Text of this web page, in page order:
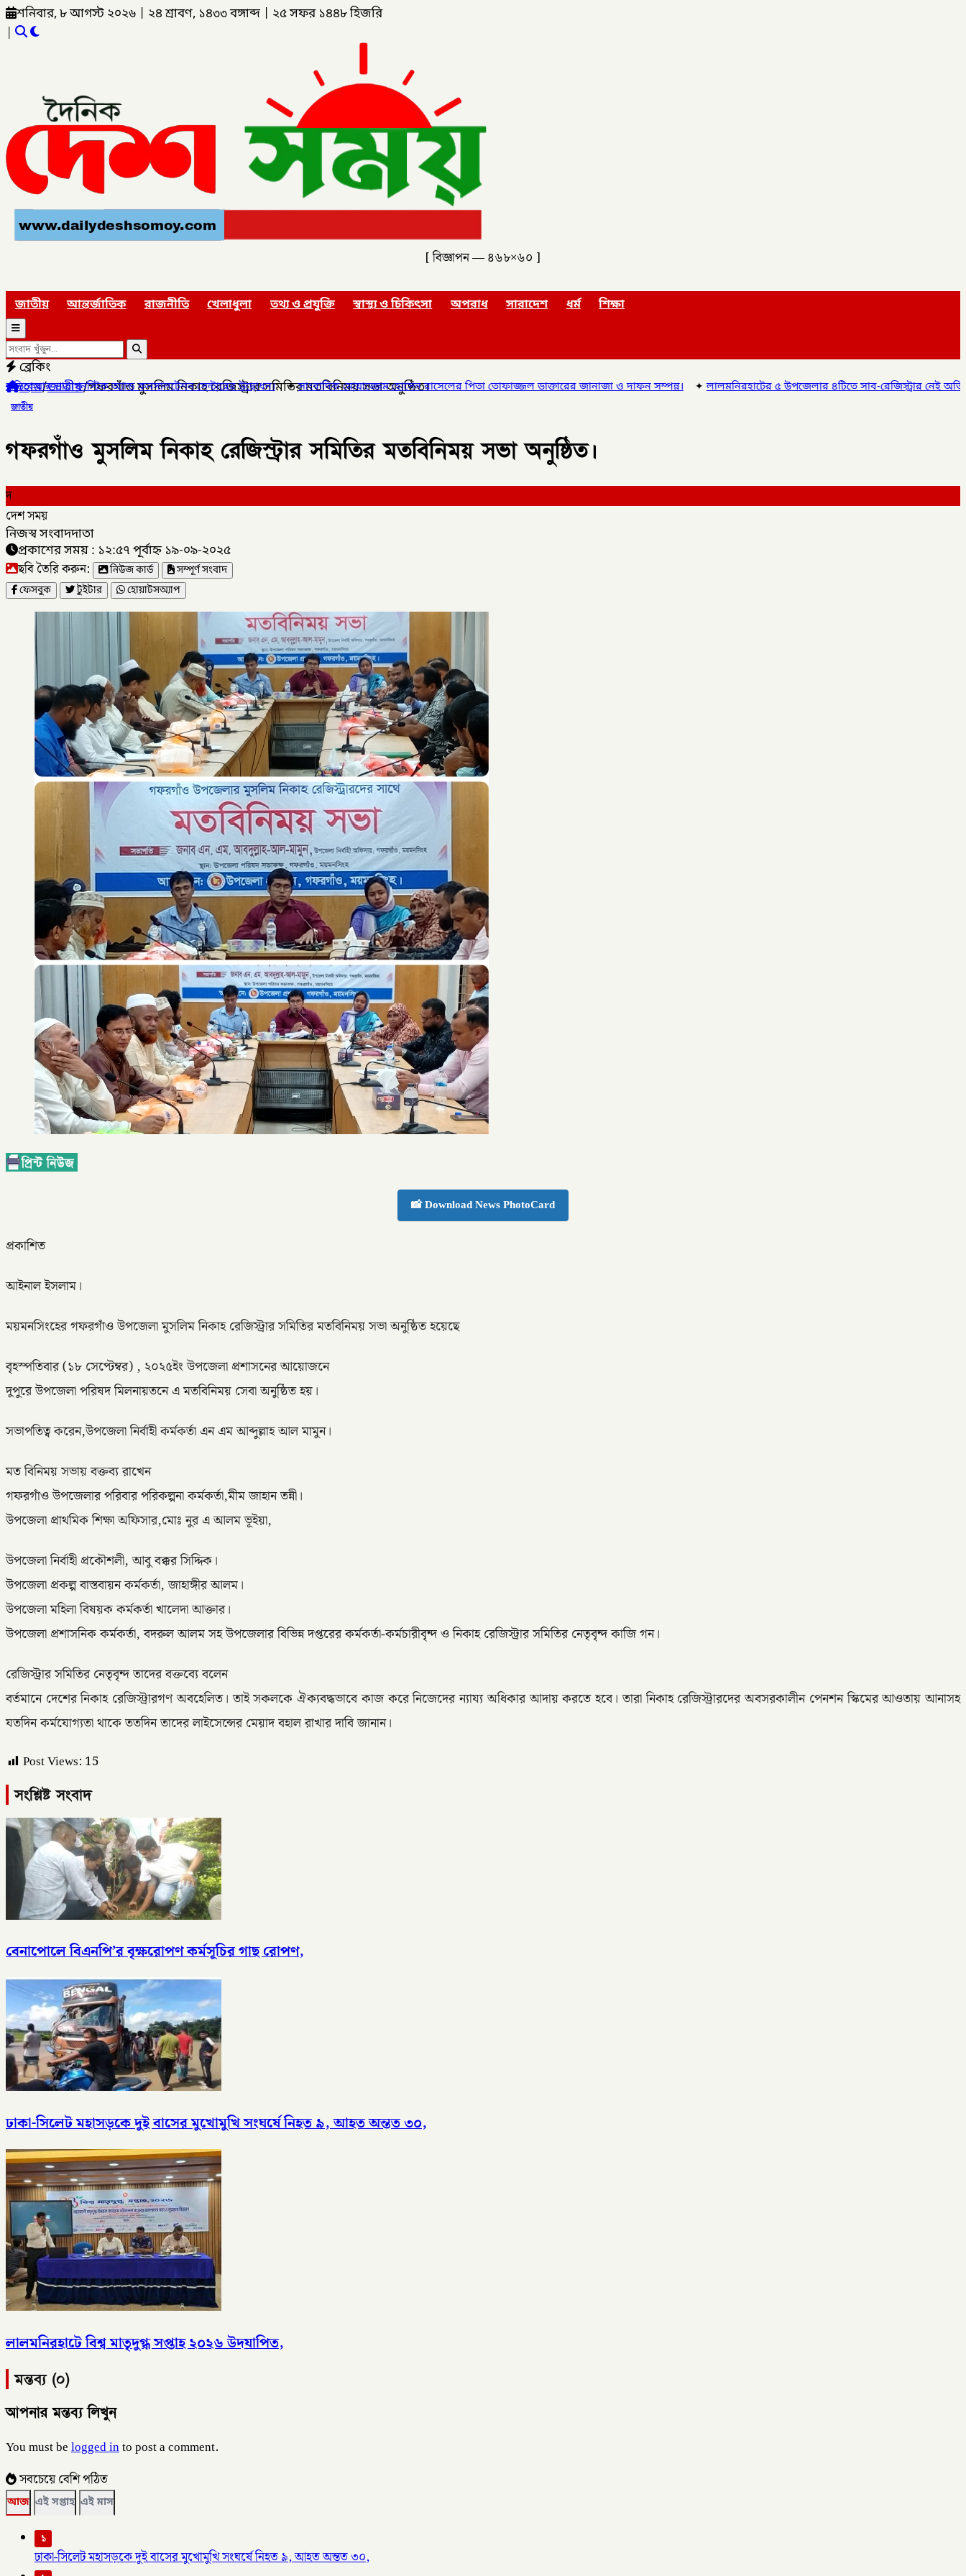
শনিবার, ৮ আগস্ট ২০২৬ ২৪ শ্রাবণ, ১৪৩৩ বঙ্গাব্দ ২৫ সফর ১৪৪৮ হিজরি
|
[ বিজ্ঞাপন — ৪৬৮×৬০ ]
জাতীয় আন্তর্জাতিক রাজনীতি খেলাধুলা তথ্য ও প্রযুক্তি স্বাস্থ্য ও চিকিৎসা অপরাধ সারাদেশ ধর্ম শিক্ষা
ব্রেকিং
কনসালটেশন সেন্টারের উদ্বোধন।✦সাংবাদিক মোয়াজ্জেম হোসেন রাসেলের পিতা তোফাজ্জল ডাক্তারের জানাজা ও দাফন সম্পন্ন।✦লালমনিরহাটের ৫ উপজেলার ৪টিতে সাব-রেজিস্ট্রার নেই অতিরিক্ত দায়িত্বে চলছে
হোম/জাতীয়/গফরগাঁও মুসলিম নিকাহ রেজিস্ট্রার সমিতির মতবিনিময় সভা অনুষ্ঠিত।
জাতীয়
গফরগাঁও মুসলিম নিকাহ রেজিস্ট্রার সমিতির মতবিনিময় সভা অনুষ্ঠিত।
দ
দেশ সময়
নিজস্ব সংবাদদাতা
প্রকাশের সময় : ১২:৫৭ পূর্বাহ্ন ১৯-০৯-২০২৫
ছবি তৈরি করুন: নিউজ কার্ড
সম্পূর্ণ সংবাদ
ফেসবুক
টুইটার হোয়াটসঅ্যাপ
📸 Download News PhotoCard
প্রকাশিত
আইনাল ইসলাম।
ময়মনসিংহের গফরগাঁও উপজেলা মুসলিম নিকাহ রেজিস্ট্রার সমিতির মতবিনিময় সভা অনুষ্ঠিত হয়েছে
বৃহস্পতিবার (১৮ সেপ্টেম্বর) , ২০২৫ইং উপজেলা প্রশাসনের আয়োজনে
দুপুরে উপজেলা পরিষদ মিলনায়তনে এ মতবিনিময় সেবা অনুষ্ঠিত হয়।
সভাপতিত্ব করেন,উপজেলা নির্বাহী কর্মকর্তা এন এম আব্দুল্লাহ আল মামুন।
মত বিনিময় সভায় বক্তব্য রাখেন
গফরগাঁও উপজেলার পরিবার পরিকল্পনা কর্মকর্তা,মীম জাহান তন্নী।
উপজেলা প্রাথমিক শিক্ষা অফিসার,মোঃ নুর এ আলম ভূইয়া,
উপজেলা নির্বাহী প্রকৌশলী, আবু বক্কর সিদ্দিক।
উপজেলা প্রকল্প বাস্তবায়ন কর্মকর্তা, জাহাঙ্গীর আলম।
উপজেলা মহিলা বিষয়ক কর্মকর্তা খালেদা আক্তার।
উপজেলা প্রশাসনিক কর্মকর্তা, বদরুল আলম সহ উপজেলার বিভিন্ন দপ্তরের কর্মকর্তা-কর্মচারীবৃন্দ ও নিকাহ রেজিস্ট্রার সমিতির নেতৃবৃন্দ কাজি গন।
রেজিস্ট্রার সমিতির নেতৃবৃন্দ তাদের বক্তব্যে বলেন
বর্তমানে দেশের নিকাহ রেজিস্ট্রারগণ অবহেলিত। তাই সকলকে ঐক্যবদ্ধভাবে কাজ করে নিজেদের ন্যায্য অধিকার আদায় করতে হবে। তারা নিকাহ রেজিস্ট্রারদের অবসরকালীন পেনশন স্কিমের আওতায় আনাসহ
যতদিন কর্মযোগ্যতা থাকে ততদিন তাদের লাইসেন্সের মেয়াদ বহাল রাখার দাবি জানান।
Post Views: 15
সংশ্লিষ্ট সংবাদ
বেনাপোলে বিএনপি’র বৃক্ষরোপণ কর্মসূচির গাছ রোপণ,
ঢাকা-সিলেট মহাসড়কে দুই বাসের মুখোমুখি সংঘর্ষে নিহত ৯, আহত অন্তত ৩০,
লালমনিরহাটে বিশ্ব মাতৃদুগ্ধ সপ্তাহ ২০২৬ উদযাপিত,
মন্তব্য (০)
আপনার মন্তব্য লিখুন
You must belogged into post a comment.
সবচেয়ে বেশি পঠিত
আজ এই সপ্তাহ এই মাস
১
ঢাকা-সিলেট মহাসড়কে দুই বাসের মুখোমুখি সংঘর্ষে নিহত ৯, আহত অন্তত ৩০,